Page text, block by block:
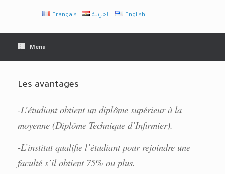
Français العربية English
Menu
Les avantages
-L’étudiant obtient un diplôme supérieur à la
moyenne (Diplôme Technique d’Infirmier).
-L’institut qualifie l’étudiant pour rejoindre une
faculté s’il obtient 75% ou plus.